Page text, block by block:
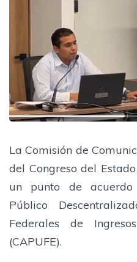
La Comisión de
del Congreso del
un punto de
Público
Federales de
(CAPUFE).